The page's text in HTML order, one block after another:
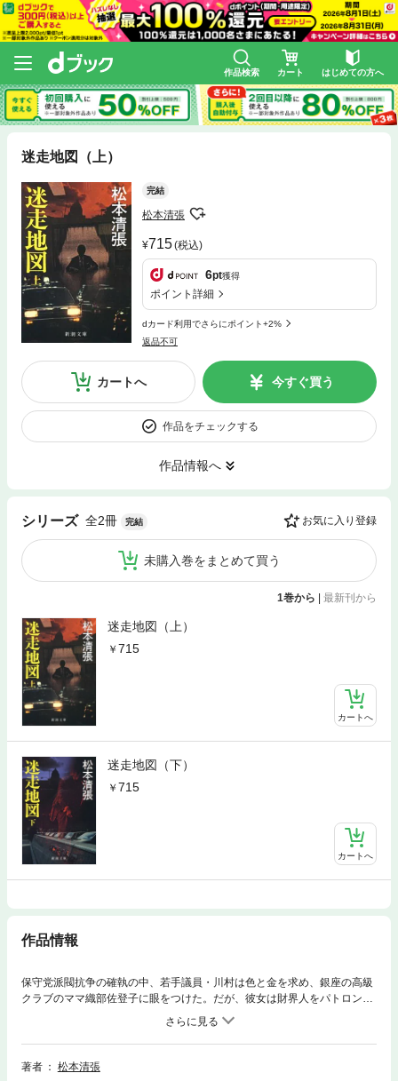
作品検索 カート はじめての方へ
迷走地図（上）
完結
松本清張
715(税込)
6pt獲得
ポイント詳細
dカード利用でさらにポイント+2%
返品不可
カートへ 今すぐ買う
作品をチェックする
作品情報へ
シリーズ 全2冊 完結 お気に入り登録
未購入巻をまとめて買う
1巻から 最新刊から
迷走地図（上）
715
カートへ
迷走地図（下）
715
カートへ
作品情報
保守党派閥抗争の確執の中、若手議員・川村は色と金を求め、銀座の高級
クラブのママ織部佐登子に眼をつけた。だが、彼女は財界人をパトロンに
持ち、政・財界間の影の資金ルートをつないでいた。次期首相を約束され
る寺西議員のもとから、逆リベートを運ぶ途中、佐登子は若い男に金を強
奪されてしまう——。秘書、運転手、院内紙記者、代筆屋など代議士の陰
で蠢く永田町人種の生態。
著者
松本清張